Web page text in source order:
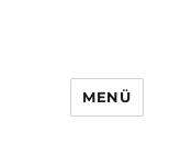
MENÜ